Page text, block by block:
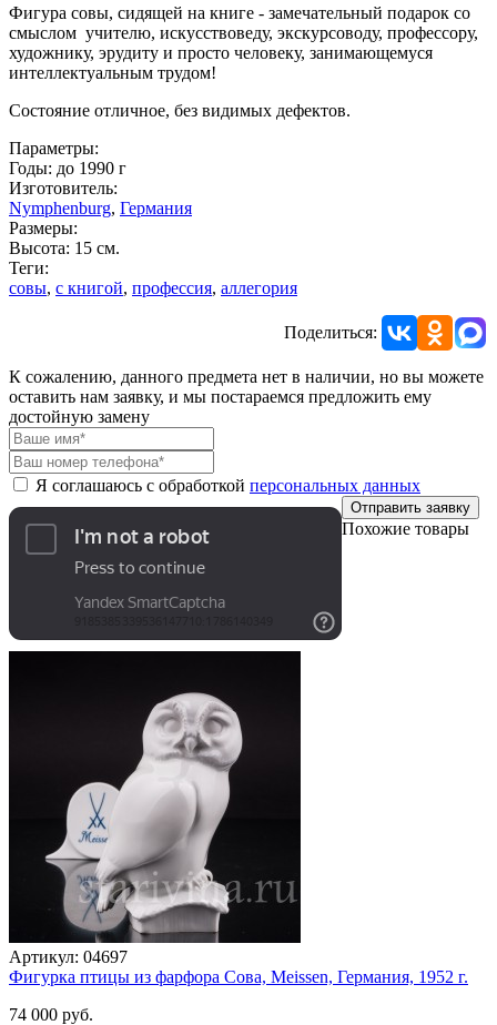
Фигура совы, сидящей на книге - замечательный подарок со
смыслом учителю, искусствоведу, экскурсоводу, профессору,
художнику, эрудиту и просто человеку, занимающемуся
интеллектуальным трудом!
Состояние отличное, без видимых дефектов.
Параметры:
Годы: до 1990 г
Изготовитель:
Nymphenburg, Германия
Размеры:
Высота: 15 см.
Теги:
совы, с книгой, профессия, аллегория
Поделиться:
К сожалению, данного предмета нет в наличии, но вы можете
оставить нам заявку, и мы постараемся предложить ему
достойную замену
Я соглашаюсь с обработкой персональных данных
Отправить заявку
Похожие товары
Артикул: 04697
Фигурка птицы из фарфора Сова, Meissen, Германия, 1952 г.
74 000 руб.